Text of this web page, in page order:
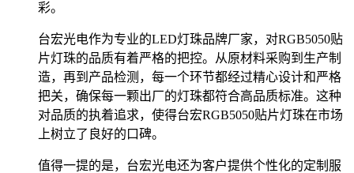
彩。
台宏光电作为专业的LED灯珠品牌厂家，对RGB5050贴
片灯珠的品质有着严格的把控。从原材料采购到生产制
造，再到产品检测，每一个环节都经过精心设计和严格
把关，确保每一颗出厂的灯珠都符合高品质标准。这种
对品质的执着追求，使得台宏RGB5050贴片灯珠在市场
上树立了良好的口碑。
值得一提的是，台宏光电还为客户提供个性化的定制服